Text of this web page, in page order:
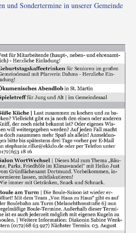
und Sondertermine in unserer Gemeinde